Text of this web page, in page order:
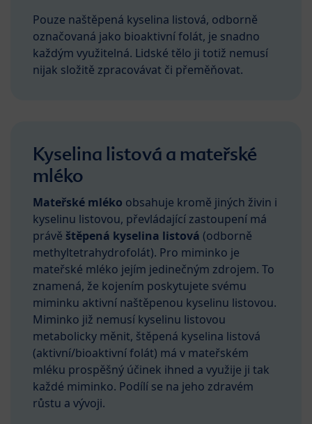
Pouze naštěpená kyselina listová, odborně
označovaná jako bioaktivní folát, je snadno
každým využitelná. Lidské tělo ji totiž nemusí
nijak složitě zpracovávat či přeměňovat.
Kyselina listová a mateřské
mléko
Mateřské mléko obsahuje kromě jiných živin i
kyselinu listovou, převládající zastoupení má
právě štěpená kyselina listová (odborně
methyltetrahydrofolát). Pro miminko je
mateřské mléko jejím jedinečným zdrojem. To
znamená, že kojením poskytujete svému
miminku aktivní naštěpenou kyselinu listovou.
Miminko již nemusí kyselinu listovou
metabolicky měnit, štěpená kyselina listová
(aktivní/bioaktivní folát) má v mateřském
mléku prospěšný účinek ihned a využije ji tak
každé miminko. Podílí se na jeho zdravém
růstu a vývoji.